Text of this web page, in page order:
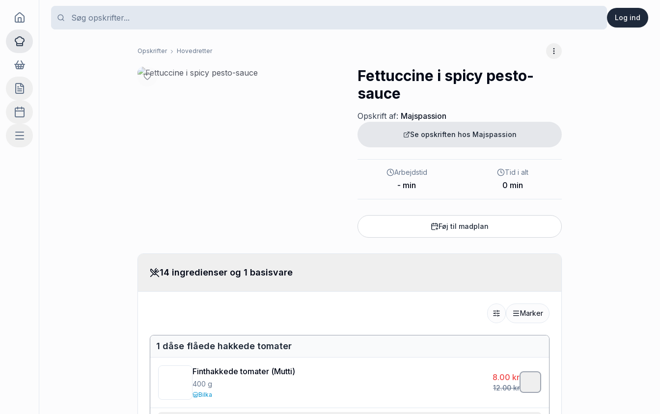
Log ind
Goma
Opskrifter
Dagligvarer
Indkøbslisten
Madplan
Mere
Opskrifter Hovedretter Flere muligheder
Fettuccine i spicy pesto-
sauce
Opskrift af: Majspassion
Se opskriften hos Majspassion
Arbejdstid
- min
Tid i alt
0 min
Føj til madplan
14 ingredienser og 1 basisvare
Marker
1 dåse flåede hakkede tomater
Finthakkede tomater (Mutti)
400 g
Bilka
8.00 kr
12.00kr